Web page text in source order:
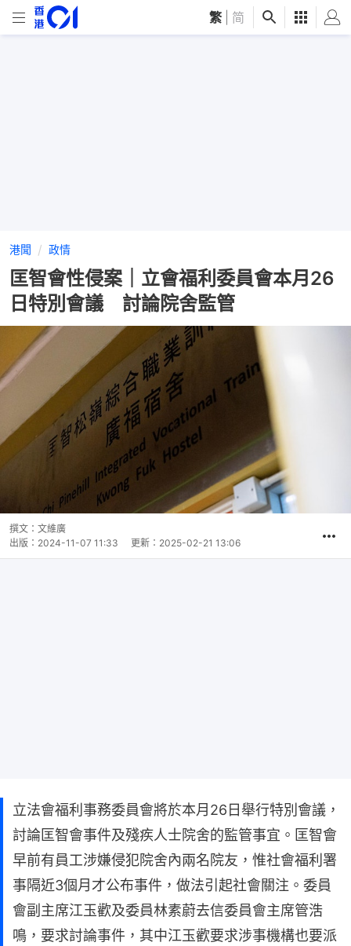
繁 简
港聞 政情
匡智會性侵案｜立會福利委員會本月26
日特別會議 討論院舍監管
撰文： 文維廣
出版： 2024-11-07 11:33 更新： 2025-02-21 13:06
立法會福利事務委員會將於本月26日舉行特別會議，
討論匡智會事件及殘疾人士院舍的監管事宜。匡智會
早前有員工涉嫌侵犯院舍內兩名院友，惟社會福利署
事隔近3個月才公布事件，做法引起社會關注。委員
會副主席江玉歡及委員林素蔚去信委員會主席管浩
鳴，要求討論事件，其中江玉歡要求涉事機構也要派